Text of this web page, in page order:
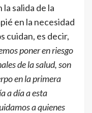
salida de la
en la necesidad
cuidan, es decir,
poner en riesgo
de la salud, son
en la primera
a día a esta
a quienes